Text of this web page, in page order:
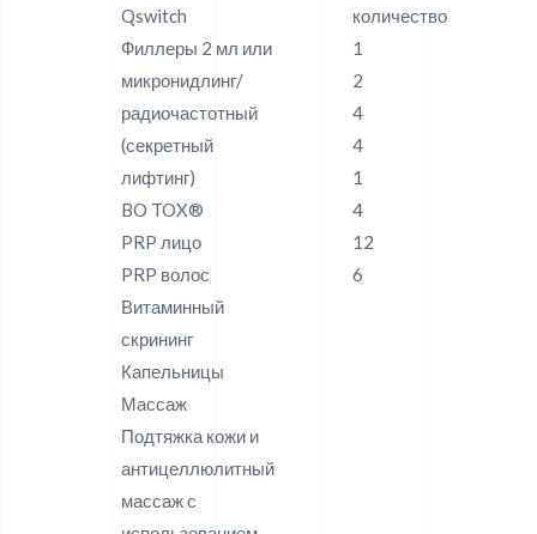
Qswitch
Филлеры 2 мл или
микронидлинг/
радиочастотный
(секретный
лифтинг)
BO TOX®
PRP лицо
PRP волос
Витаминный
скрининг
Капельницы
Массаж
Подтяжка кожи и
антицеллюлитный
массаж с
количество
1
2
4
4
1
4
12
6